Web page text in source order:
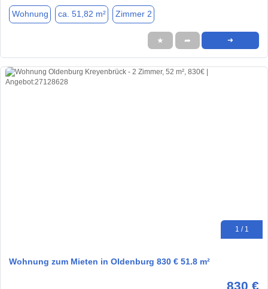
Wohnung ca. 51,82 m² Zimmer 2
★ ➦ ➜
1 / 1
Wohnung zum Mieten in Oldenburg 830 € 51.8 m²
830 €